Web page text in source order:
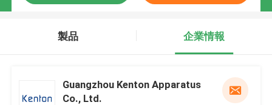
製品 企業情報
Guangzhou Kenton Apparatus
Co., Ltd.